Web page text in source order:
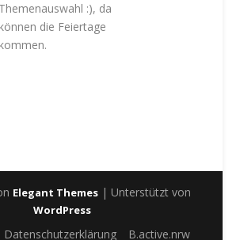
Themenauswahl :), da
können die Feiertage
kommen.
Elegant Themes| Unterstützt von
WordPress
Datenschutzerklärung B.active.nrw